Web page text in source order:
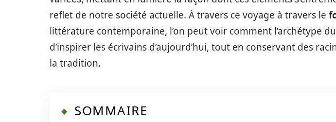
reflet de notre société actuelle. À travers ce voyage à travers le
littérature contemporaine, l’on peut voir comment l’archétype
d’inspirer les écrivains d’aujourd’hui, tout en conservant des
la tradition.
SOMMAIRE